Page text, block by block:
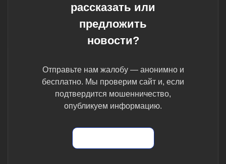
рассказать или
предложить
новости?
Отправьте нам жалобу — анонимно и
бесплатно. Мы проверим сайт и, если
подтвердится мошенничество,
опубликуем информацию.